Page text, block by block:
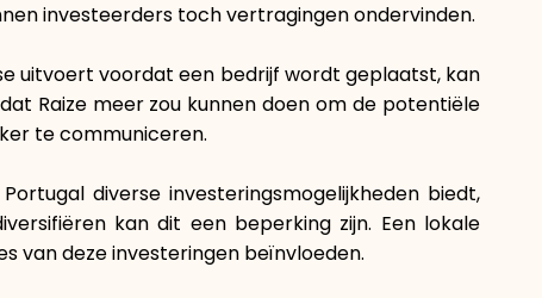
investeerders toch vertragingen ondervinden.
uitvoert voordat een bedrijf wordt geplaatst, kan
Raize meer zou kunnen doen om de potentiële
te communiceren.
diverse investeringsmogelijkheden biedt,
kan dit een beperking zijn. Een lokale
van deze investeringen beïnvloeden.